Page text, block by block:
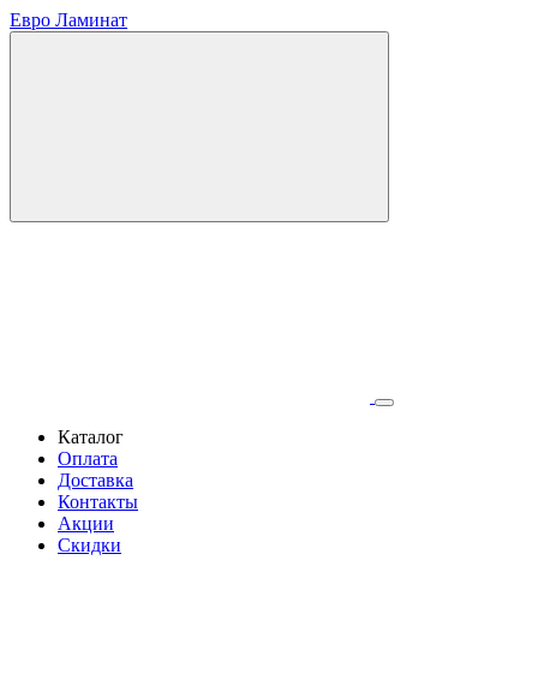
Евро Ламинат
Каталог
Оплата
Доставка
Контакты
Акции
Скидки